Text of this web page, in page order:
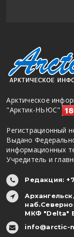
Арктическое
"Арктик-НЬЮС"
Регистрационный
Выдано
информационных
Учредитель и
Редакция:
МКФ "Delta"
info@arctic-